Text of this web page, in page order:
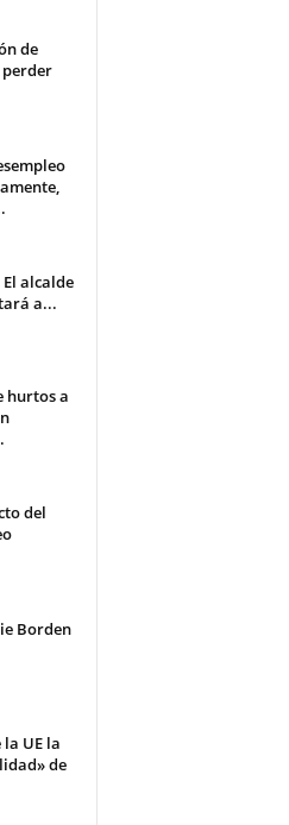
de
alcalde
a...
hurtos a
del
Borden
UE la
de